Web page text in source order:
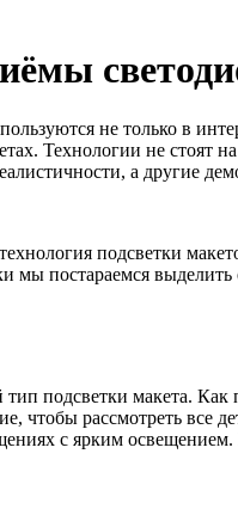
не только в
Технологии не стоят
а другие
технология подсветки
мы постараемся
подсветки макета.
чтобы рассмотреть все
с ярким